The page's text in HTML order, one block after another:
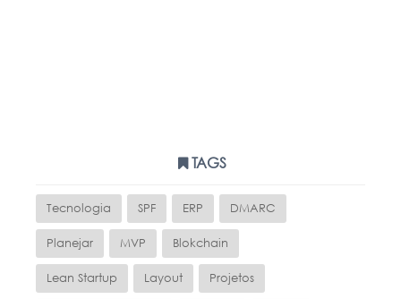
TAGS
Tecnologia SPF ERP DMARC
Planejar MVP Blokchain
Lean Startup Layout Projetos